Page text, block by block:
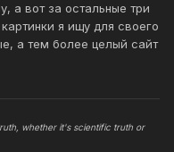
а вот за остальные три
я ищу для своего
а тем более целый сайт
whether it's scientific truth or